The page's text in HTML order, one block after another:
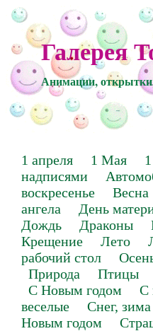
Галерея
Анимации,
1 апреля 1 Мая
надписями
воскресенье
Весна
ангела
День
Дождь
Драконы
Крещение
Лето
рабочий стол
Природа
Птицы
С Новым годом
С
веселые
Снег, зима
Новым годом